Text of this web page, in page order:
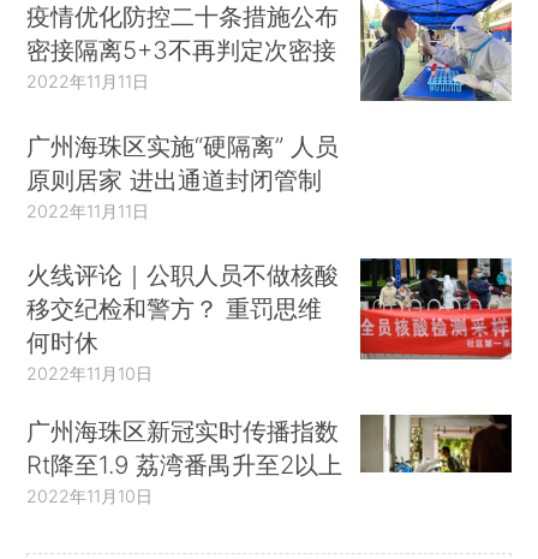
疫情优化防控二十条措施公布
密接隔离5+3不再判定次密接
2022年11月11日
广州海珠区实施“硬隔离” 人员
原则居家 进出通道封闭管制
2022年11月11日
火线评论｜公职人员不做核酸
移交纪检和警方？ 重罚思维
何时休
2022年11月10日
广州海珠区新冠实时传播指数
Rt降至1.9 荔湾番禺升至2以上
2022年11月10日